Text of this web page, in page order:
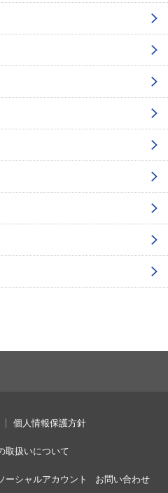
個人情報保護方針
取扱いについて
ーシャルアカウント お問い合わせ